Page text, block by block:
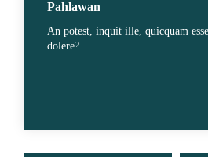
Pahlawan
An potest, inquit ille, quicquam
dolere?..